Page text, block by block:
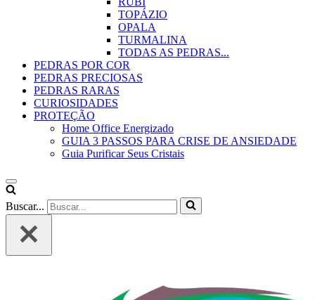
TOPÁZIO
OPALA
TURMALINA
TODAS AS PEDRAS...
PEDRAS POR COR
PEDRAS PRECIOSAS
PEDRAS RARAS
CURIOSIDADES
PROTEÇÃO
Home Office Energizado
GUIA 3 PASSOS PARA CRISE DE ANSIEDADE
Guia Purificar Seus Cristais
Buscar...